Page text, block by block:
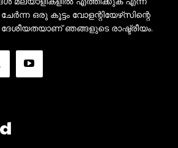
ഒരു കൂട്ടം വോളന്റിയേഴ്‌സിന്റെ
ഞങ്ങളുടെ രാഷ്ട്രീയം.